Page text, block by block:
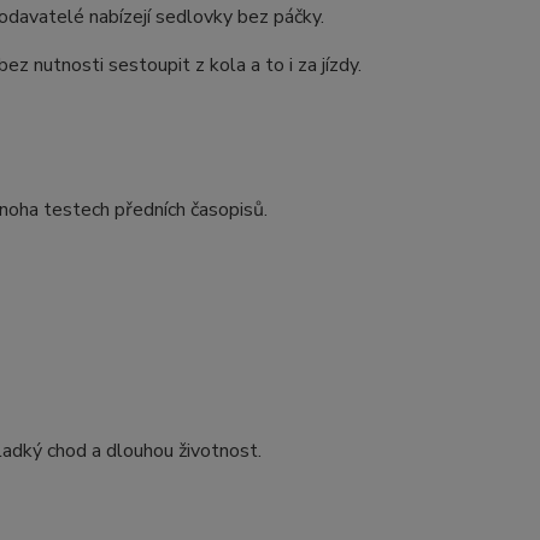
nabízejí sedlovky bez páčky.
nutnosti sestoupit z kola a to i za jízdy.
testech předních časopisů.
chod a dlouhou životnost.